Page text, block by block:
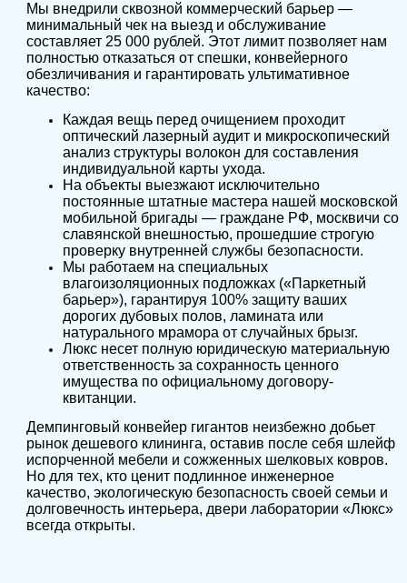
Мы внедрили сквозной коммерческий барьер —
минимальный чек на выезд и обслуживание
составляет 25 000 рублей. Этот лимит позволяет нам
полностью отказаться от спешки, конвейерного
обезличивания и гарантировать ультимативное
качество:
Каждая вещь перед очищением проходит
оптический лазерный аудит и микроскопический
анализ структуры волокон для составления
индивидуальной карты ухода.
На объекты выезжают исключительно
постоянные штатные мастера нашей московской
мобильной бригады — граждане РФ, москвичи со
славянской внешностью, прошедшие строгую
проверку внутренней службы безопасности.
Мы работаем на специальных
влагоизоляционных подложках («Паркетный
барьер»), гарантируя 100% защиту ваших
дорогих дубовых полов, ламината или
натурального мрамора от случайных брызг.
Люкс несет полную юридическую материальную
ответственность за сохранность ценного
имущества по официальному договору-
квитанции.
Демпинговый конвейер гигантов неизбежно добьет
рынок дешевого клининга, оставив после себя шлейф
испорченной мебели и сожженных шелковых ковров.
Но для тех, кто ценит подлинное инженерное
качество, экологическую безопасность своей семьи и
долговечность интерьера, двери лаборатории «Люкс»
всегда открыты.